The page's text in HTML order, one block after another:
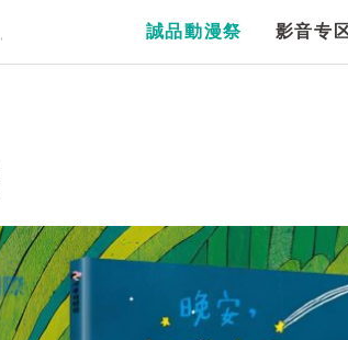
誠品動漫祭 影音专